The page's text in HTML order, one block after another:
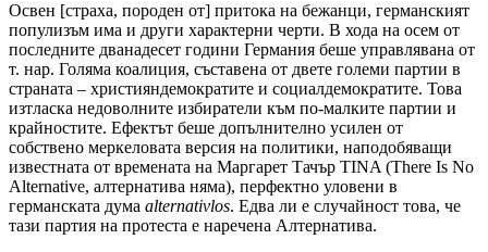
Освен [страха, породен от] притока на бежанци, германският
популизъм има и други характерни черти. В хода на осем от
последните дванадесет години Германия беше управлявана от
т. нар. Голяма коалиция, съставена от двете големи партии в
страната – християндемократите и социалдемократите. Това
изтласка недоволните избиратели към по-малките партии и
крайностите. Ефектът беше допълнително усилен от
собствено меркеловата версия на политики, наподобяващи
известната от времената на Маргарет Тачър TINA (There Is No
Alternative, алтернатива няма), перфектно уловени в
германската дума alternativlos. Едва ли е случайност това, че
тази партия на протеста е наречена Алтернатива.